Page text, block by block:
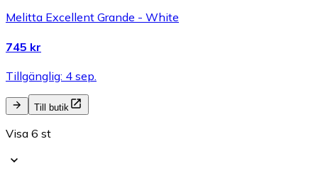
Melitta Excellent Grande - White
745 kr
Tillgänglig: 4 sep.
Till butik
Visa 6 st